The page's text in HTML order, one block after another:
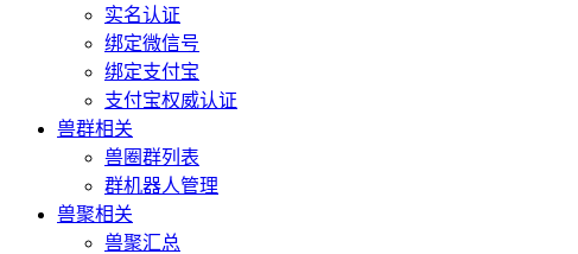
实名认证
绑定微信号
绑定支付宝
支付宝权威认证
兽群相关
兽圈群列表
群机器人管理
兽聚相关
兽聚汇总